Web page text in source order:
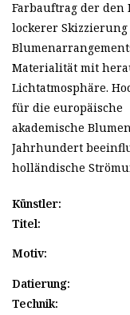
Farbauftrag der den
lockerer
Materialität mit
Lichtatmosphäre.
für die europäische
akademische
Jahrhundert
holländische
Künstler:
Titel:
Motiv:
Datierung:
Technik: